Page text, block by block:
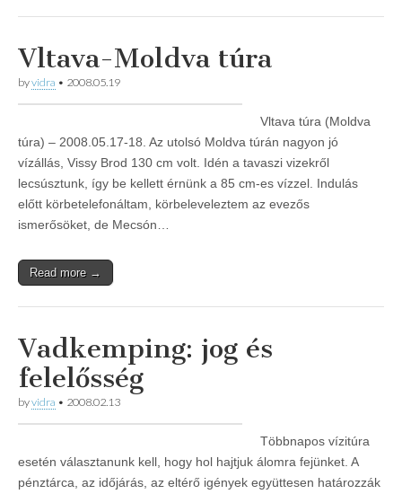
Vltava-Moldva túra
byvidra • 2008.05.19
Vltava túra (Moldva
túra) – 2008.05.17-18. Az utolsó Moldva túrán nagyon jó
vízállás, Vissy Brod 130 cm volt. Idén a tavaszi vizekről
lecsúsztunk, így be kellett érnünk a 85 cm-es vízzel. Indulás
előtt körbetelefonáltam, körbeleveleztem az evezős
ismerősöket, de Mecsón…
Read more →
Vadkemping: jog és
felelősség
byvidra • 2008.02.13
Többnapos vízitúra
esetén választanunk kell, hogy hol hajtjuk álomra fejünket. A
pénztárca, az időjárás, az eltérő igények együttesen határozzák